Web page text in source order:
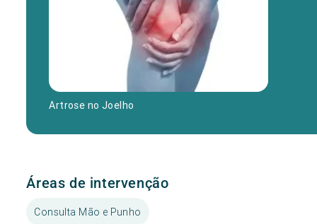
Artrose no Joelho
Áreas de intervenção
Consulta Mão e Punho